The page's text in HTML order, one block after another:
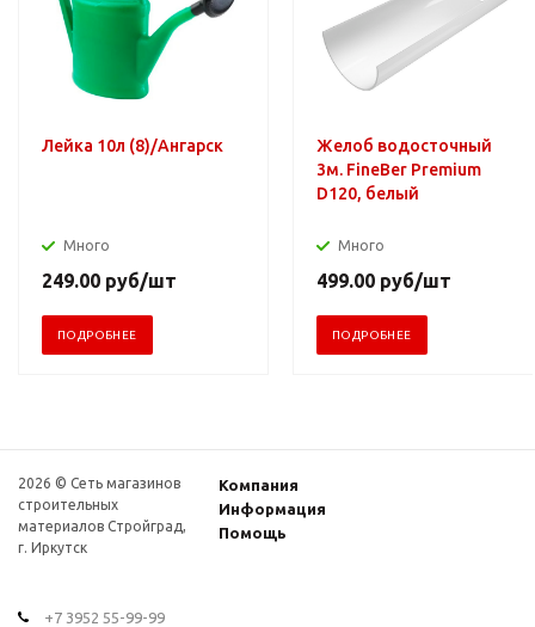
Лейка 10л (8)/Ангарск
Много
249.00 руб/шт
ПОДРОБНЕЕ
Желоб водосточный
3м. FineBer Premium
D120, белый
Много
499.00 руб/шт
ПОДРОБНЕЕ
2026 © Сеть магазинов
строительных
материалов Стройград,
г. Иркутск
Компания
Информация
Помощь
+7 3952 55-99-99